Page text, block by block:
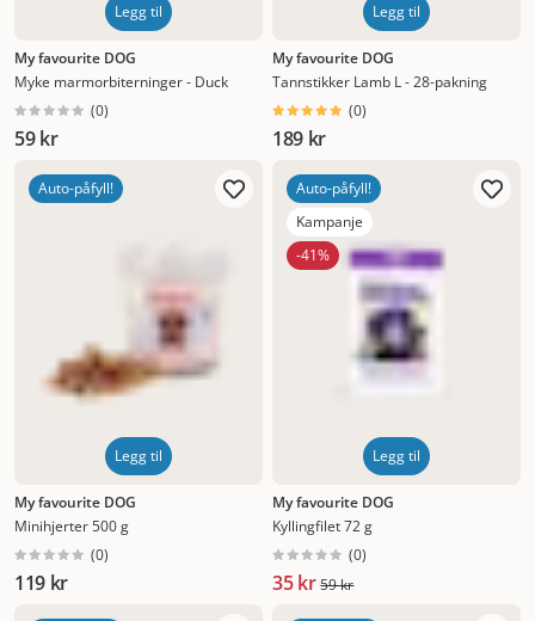
Legg til
My favourite DOG
Myke marmorbiterninger - Duck
(0)
59 kr
Legg til
My favourite DOG
Tannstikker Lamb L - 28-pakning
(0)
189 kr
Auto-påfyll!
Legg til
My favourite DOG
Minihjerter 500 g
(0)
119 kr
Auto-påfyll!
Kampanje
-41%
Legg til
My favourite DOG
Kyllingfilet 72 g
(0)
35 kr 59 kr